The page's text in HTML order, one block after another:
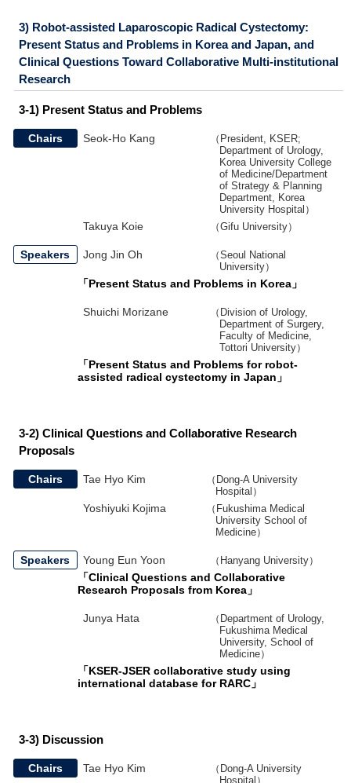
3) Robot-assisted Laparoscopic Radical Cystectomy:
Present Status and Problems in Korea and Japan, and
Clinical Questions Toward Collaborative Multi-institutional
Research
3-1) Present Status and Problems
Chairs Seok-Ho Kang
（President, KSER;
Department of Urology,
Korea University College
of Medicine/Department
of Strategy & Planning
Department, Korea
University Hospital）
Takuya Koie （Gifu University）
Speakers Jong Jin Oh
（Seoul National
University）
「Present Status and Problems in Korea」
Shuichi Morizane
（Division of Urology,
Department of Surgery,
Faculty of Medicine,
Tottori University）
「Present Status and Problems for robot-
assisted radical cystectomy in Japan」
3-2) Clinical Questions and Collaborative Research
Proposals
Chairs Tae Hyo Kim
（Dong-A University
Hospital）
Yoshiyuki Kojima
（Fukushima Medical
University School of
Medicine）
Speakers Young Eun Yoon （Hanyang University）
「Clinical Questions and Collaborative
Research Proposals from Korea」
Junya Hata
（Department of Urology,
Fukushima Medical
University, School of
Medicine）
「KSER-JSER collaborative study using
international database for RARC」
3-3) Discussion
Chairs Tae Hyo Kim
（Dong-A University